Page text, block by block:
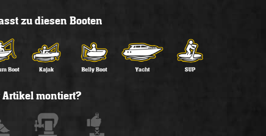
zu diesen Booten
montiert?